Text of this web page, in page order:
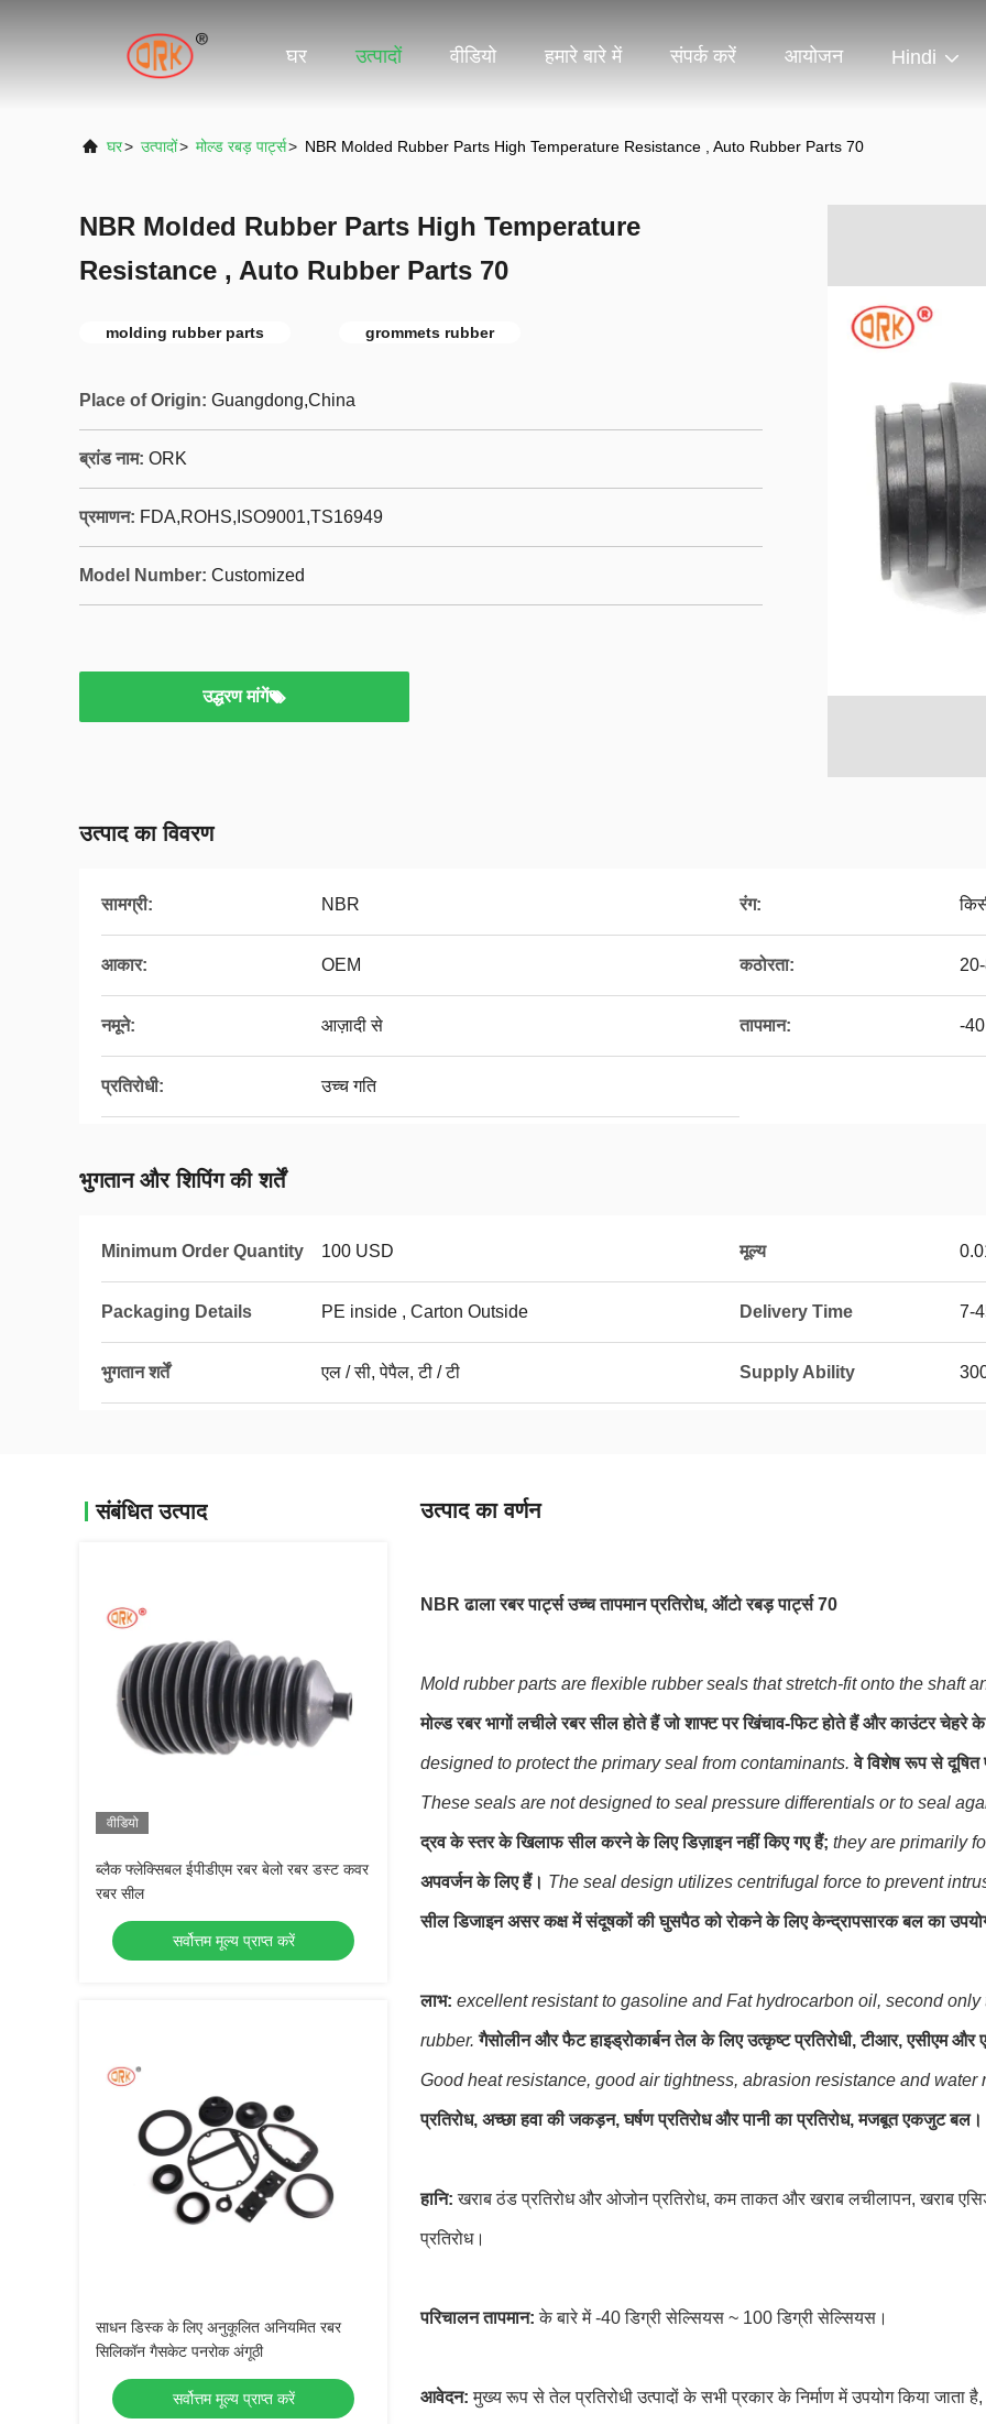
घर उत्पादों वीडियो हमारे बारे में संपर्क करें आयोजन Hindi
घर> उत्पादों> मोल्ड रबड़ पार्ट्स> NBR Molded Rubber Parts High Temperature Resistance , Auto Rubber Parts 70
NBR Molded Rubber Parts High Temperature
Resistance , Auto Rubber Parts 70
molding rubber parts grommets rubber
Place of Origin: Guangdong,China
ब्रांड नाम: ORK
प्रमाणन: FDA,ROHS,ISO9001,TS16949
Model Number: Customized
उद्धरण मांगें
उत्पाद का विवरण
सामग्री: NBR रंग:
आकार: OEM कठोरता:
नमूने: आज़ादी से तापमान: -
प्रतिरोधी: उच्च गति
भुगतान और शिपिंग की शर्तें
Minimum Order Quantity 100 USD मूल्य
Packaging Details PE inside , Carton Outside Delivery Time 7-
भुगतान शर्तें एल / सी, पेपैल, टी / टी Supply Ability
संबंधित उत्पाद
वीडियो
ब्लैक फ्लेक्सिबल ईपीडीएम रबर बेलो रबर डस्ट कवर
रबर सील
सर्वोत्तम मूल्य प्राप्त करें
साधन डिस्क के लिए अनुकूलित अनियमित रबर
सिलिकॉन गैसकेट पनरोक अंगूठी
सर्वोत्तम मूल्य प्राप्त करें
उत्पाद का वर्णन
NBR ढाला रबर पार्ट्स उच्च तापमान प्रतिरोध, ऑटो रबड़ पार्ट्स 70
Mold rubber parts are flexible rubber seals that stretch-fit onto the shaft
मोल्ड रबर भागों लचीले रबर सील होते हैं जो शाफ्ट पर खिंचाव-फिट होते हैं और काउंटर
designed to protect the primary seal from contaminants. वे विशेष रूप से दूषित
These seals are not designed to seal pressure differentials or to seal
द्रव के स्तर के खिलाफ सील करने के लिए डिज़ाइन नहीं किए गए हैं; they are primarily
अपवर्जन के लिए हैं। The seal design utilizes centrifugal force to prevent
सील डिजाइन असर कक्ष में संदूषकों की घुसपैठ को रोकने के लिए केन्द्रापसारक बल का
लाभ: excellent resistant to gasoline and Fat hydrocarbon oil, second
rubber. गैसोलीन और फैट हाइड्रोकार्बन तेल के लिए उत्कृष्ट प्रतिरोधी, टीआर, एसीएम
Good heat resistance, good air tightness, abrasion resistance and water
प्रतिरोध, अच्छा हवा की जकड़न, घर्षण प्रतिरोध और पानी का प्रतिरोध, मजबूत एकजुट बल।
हानि: खराब ठंड प्रतिरोध और ओजोन प्रतिरोध, कम ताकत और खराब लचीलापन, खराब
प्रतिरोध।
परिचालन तापमान: के बारे में -40 डिग्री सेल्सियस ~ 100 डिग्री सेल्सियस।
आवेदन: मुख्य रूप से तेल प्रतिरोधी उत्पादों के सभी प्रकार के निर्माण में उपयोग किया